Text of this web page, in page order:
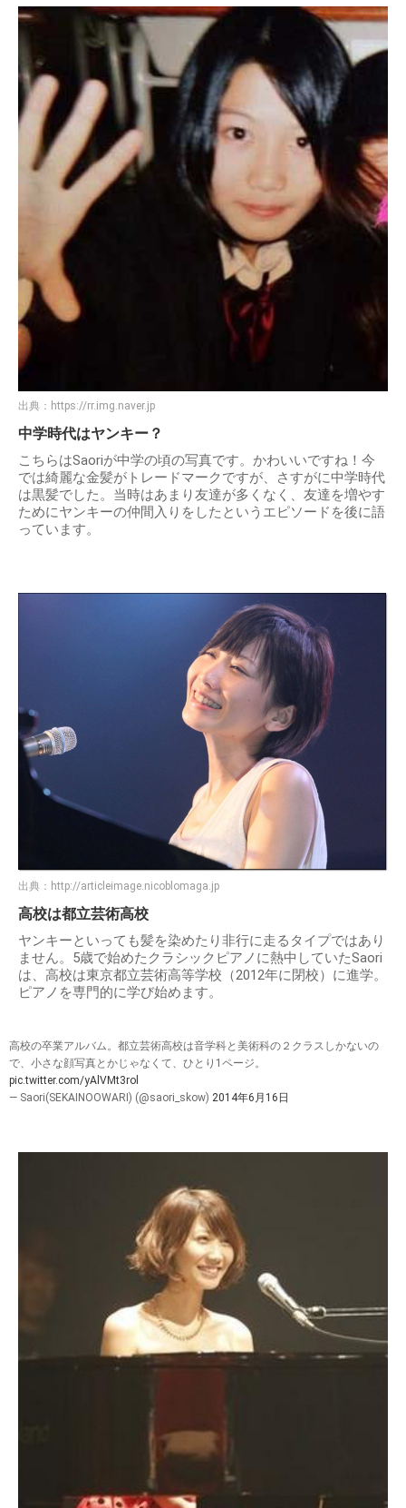
出典： https://rr.img.naver.jp
中学時代はヤンキー？
こちらはSaoriが中学の頃の写真です。かわいいですね！今
では綺麗な金髪がトレードマークですが、さすがに中学時代
は黒髪でした。当時はあまり友達が多くなく、友達を増やす
ためにヤンキーの仲間入りをしたというエピソードを後に語
っています。
出典： http://articleimage.nicoblomaga.jp
高校は都立芸術高校
ヤンキーといっても髪を染めたり非行に走るタイプではあり
ません。5歳で始めたクラシックピアノに熱中していたSaori
は、高校は東京都立芸術高等学校（2012年に閉校）に進学。
ピアノを専門的に学び始めます。
高校の卒業アルバム。都立芸術高校は音学科と美術科の２クラスしかないの
で、小さな顔写真とかじゃなくて、ひとり1ページ。
pic.twitter.com/yAlVMt3rol
— Saori(SEKAINOOWARI) (@saori_skow) 2014年6月16日